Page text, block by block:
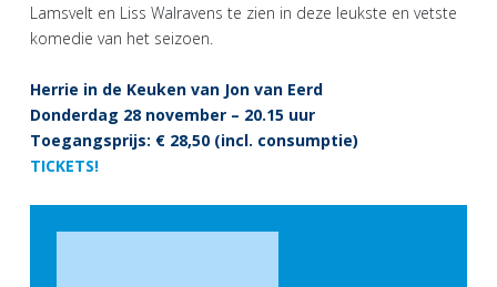
Lamsvelt en Liss Walravens te zien in deze leukste en vetste
komedie van het seizoen.
Herrie in de Keuken van Jon van Eerd
Donderdag 28 november – 20.15 uur
Toegangsprijs: € 28,50 (incl. consumptie)
TICKETS!